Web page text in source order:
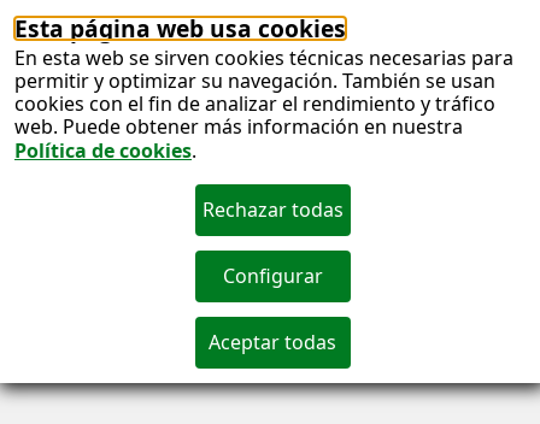
Esta página web usa cookies
En esta web se sirven cookies técnicas necesarias para
permitir y optimizar su navegación. También se usan
cookies con el fin de analizar el rendimiento y tráfico
web. Puede obtener más información en nuestra
Política de cookies.